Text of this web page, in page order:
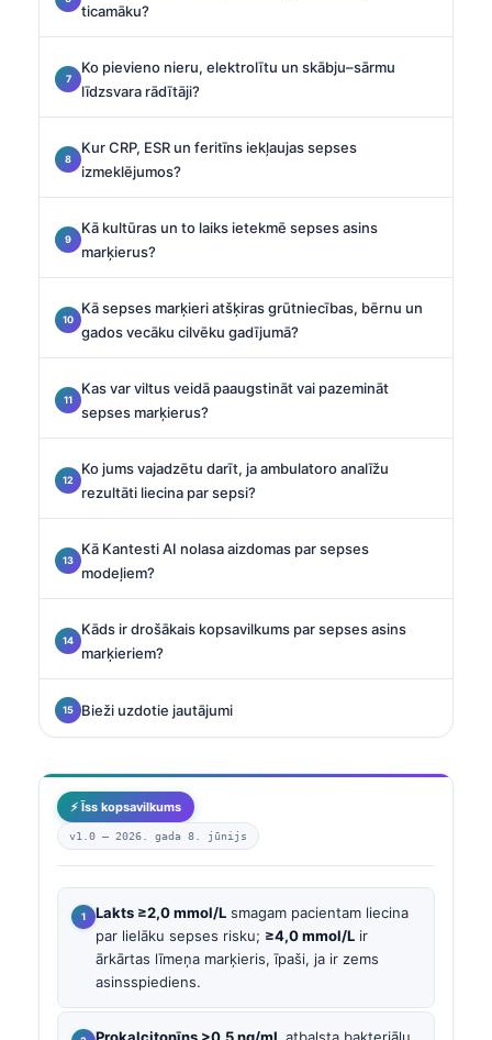
ticamāku?
Ko pievieno nieru, elektrolītu un skābju–sārmu
līdzsvara rādītāji?
Kur CRP, ESR un feritīns iekļaujas sepses
izmeklējumos?
Kā kultūras un to laiks ietekmē sepses asins
marķierus?
Kā sepses marķieri atšķiras grūtniecības, bērnu un
gados vecāku cilvēku gadījumā?
Kas var viltus veidā paaugstināt vai pazemināt
sepses marķierus?
Ko jums vajadzētu darīt, ja ambulatoro analīžu
rezultāti liecina par sepsi?
Kā Kantesti AI nolasa aizdomas par sepses
modeļiem?
Kāds ir drošākais kopsavilkums par sepses asins
marķieriem?
Bieži uzdotie jautājumi
⚡ Īss kopsavilkums
v1.0 — 2026. gada 8. jūnijs
Lakts ≥2,0 mmol/L smagam pacientam liecina
par lielāku sepses risku; ≥4,0 mmol/L ir
ārkārtas līmeņa marķieris, īpaši, ja ir zems
asinsspiediens.